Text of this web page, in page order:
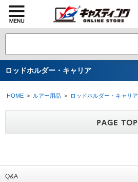
ロッドホルダー・キャリア
HOME > ルアー用品 > ロッドホルダー・キャリア
Q&A